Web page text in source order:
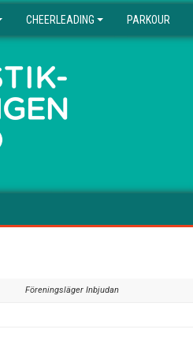
CHEERLEADING PARKOUR
Föreningsläger Inbjudan